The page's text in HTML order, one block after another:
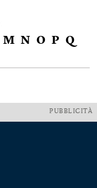
M N O P Q
PUBBLICITÀ